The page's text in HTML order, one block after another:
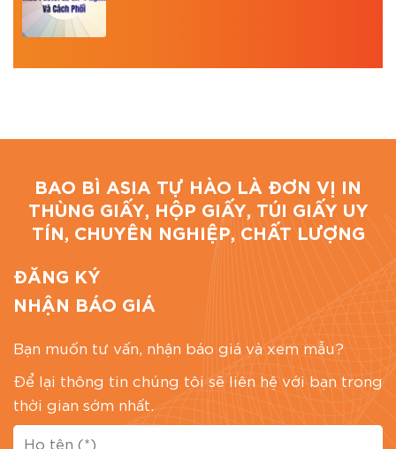
BAO BÌ ASIA TỰ HÀO LÀ ĐƠN VỊ IN
THÙNG GIẤY, HỘP GIẤY, TÚI GIẤY UY
TÍN, CHUYÊN NGHIỆP, CHẤT LƯỢNG
ĐĂNG KÝ
NHẬN BÁO GIÁ
Bạn muốn tư vấn, nhận báo giá và xem mẫu?
Để lại thông tin chúng tôi sẽ liên hệ với bạn trong
thời gian sớm nhất.